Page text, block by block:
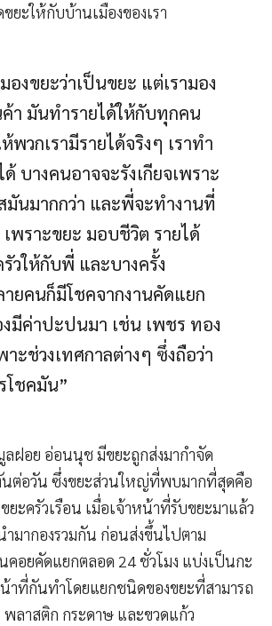
ยะให้กับบ้านเมืองของเรา
มองขยะว่าเป็นขยะ แต่เรามอง
า มันทำรายได้ให้กับทุกคน
พวกเรามีรายได้จริงๆ เราทำ
ด้ บางคนอาจจะรังเกียจเพราะ
มันมากกว่า และพี่จะทำงานที่
พราะขยะ มอบชีวิต รายได้
วให้กับพี่ และบางครั้ง
ยคนก็มีโชคจากงานคัดแยก
งมีค่าปะปนมา เช่น เพชร ทอง
าะช่วงเทศกาลต่างๆ ซึ่งถือว่า
โชคมัน”
ฝอย อ่อนนุช มีขยะถูกส่งมากำจัด
ต่อวัน ซึ่งขยะส่วนใหญ่ที่พบมากที่สุดคือ
ะครัวเรือน เมื่อเจ้าหน้าที่รับขยะมาแล้ว
มากองรวมกัน ก่อนส่งขึ้นไปตาม
อยคัดแยกตลอด 24 ชั่วโมง แบ่งเป็นกะ
ที่กันทำโดยแยกชนิดของขยะที่สามารถ
พลาสติก กระดาษ และขวดแก้ว